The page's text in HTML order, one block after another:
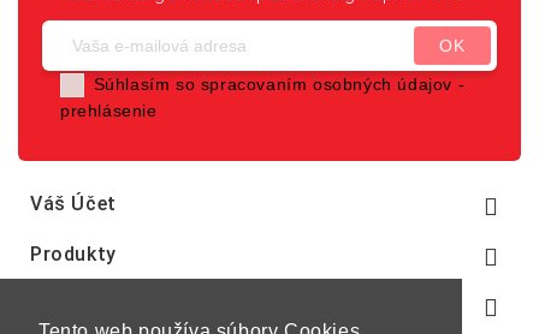
Súhlasím so spracovaním osobných údajov -
prehlásenie
Váš Účet 
Produkty 
